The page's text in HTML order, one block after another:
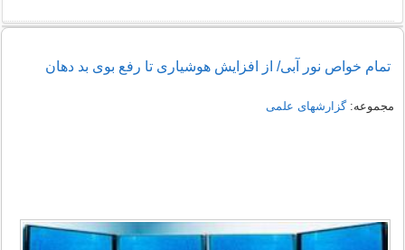
تمام خواص نور آبی/ از افزایش هوشیاری تا رفع بوی بد دهان
مجموعه:گزارشهای علمی